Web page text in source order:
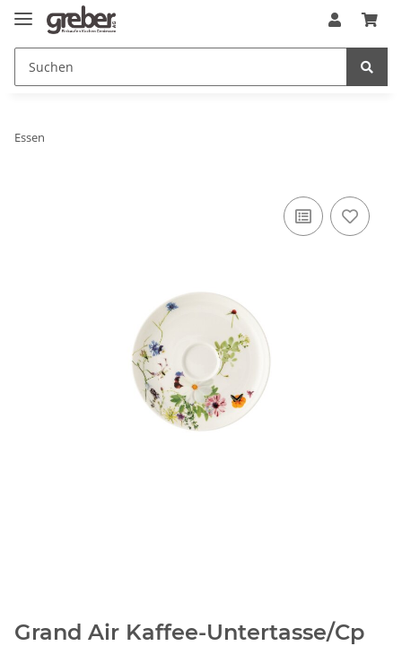
Essen
Grand Air Kaffee-Untertasse/Cp